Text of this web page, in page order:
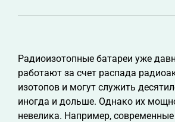
Радиоизотопные батареи уже
работают за счет распада
изотопов и могут служить
иногда и дольше. Однако их
невелика. Например,